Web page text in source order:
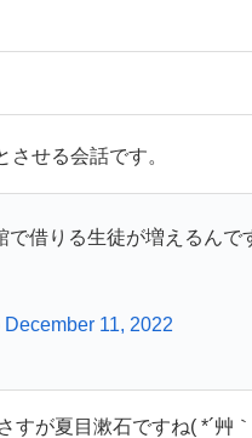
せる会話です。
で借りる生徒が増えるん
December 11, 2022
すが夏目漱石ですね( *´艸